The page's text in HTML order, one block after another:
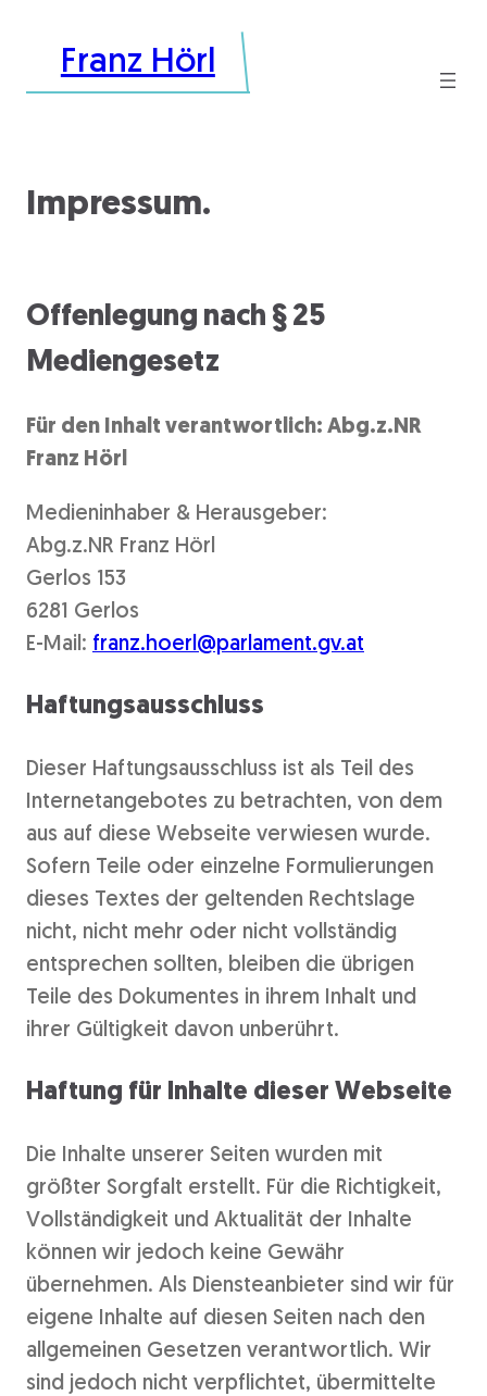
springen
Franz Hörl
Impressum.
Offenlegung nach § 25
Mediengesetz
Für den Inhalt verantwortlich: Abg.z.NR
Franz Hörl
Medieninhaber & Herausgeber:
Abg.z.NR Franz Hörl
Gerlos 153
6281 Gerlos
E-Mail: franz.hoerl@parlament.gv.at
Haftungsausschluss
Dieser Haftungsausschluss ist als Teil des
Internetangebotes zu betrachten, von dem
aus auf diese Webseite verwiesen wurde.
Sofern Teile oder einzelne Formulierungen
dieses Textes der geltenden Rechtslage
nicht, nicht mehr oder nicht vollständig
entsprechen sollten, bleiben die übrigen
Teile des Dokumentes in ihrem Inhalt und
ihrer Gültigkeit davon unberührt.
Haftung für Inhalte dieser Webseite
Die Inhalte unserer Seiten wurden mit
größter Sorgfalt erstellt. Für die Richtigkeit,
Vollständigkeit und Aktualität der Inhalte
können wir jedoch keine Gewähr
übernehmen. Als Diensteanbieter sind wir für
eigene Inhalte auf diesen Seiten nach den
allgemeinen Gesetzen verantwortlich. Wir
sind jedoch nicht verpflichtet, übermittelte